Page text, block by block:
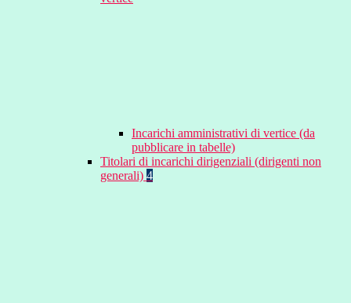
Incarichi amministrativi di vertice (da
pubblicare in tabelle)
Titolari di incarichi dirigenziali (dirigenti non
generali) 4